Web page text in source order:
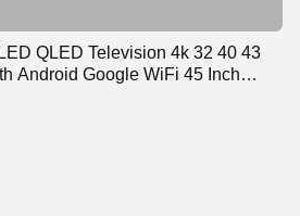
QLED Television 4k 32 40 43
Android Google WiFi 45 Inch